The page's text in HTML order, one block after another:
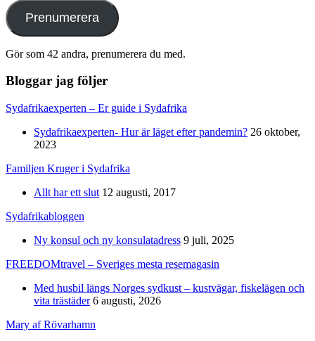
Prenumerera
Gör som 42 andra, prenumerera du med.
Bloggar jag följer
Sydafrikaexperten – Er guide i Sydafrika
Sydafrikaexperten- Hur är läget efter pandemin? 26 oktober,
2023
Familjen Kruger i Sydafrika
Allt har ett slut 12 augusti, 2017
Sydafrikabloggen
Ny konsul och ny konsulatadress 9 juli, 2025
FREEDOMtravel – Sveriges mesta resemagasin
Med husbil längs Norges sydkust – kustvägar, fiskelägen och
vita trästäder 6 augusti, 2026
Mary af Rövarhamn